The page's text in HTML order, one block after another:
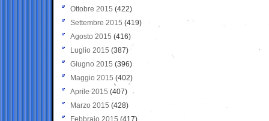
Ottobre 2015 (422)
Settembre 2015 (419)
Agosto 2015 (416)
Luglio 2015 (387)
Giugno 2015 (396)
Maggio 2015 (402)
Aprile 2015 (407)
Marzo 2015 (428)
Febbraio 2015 (417)